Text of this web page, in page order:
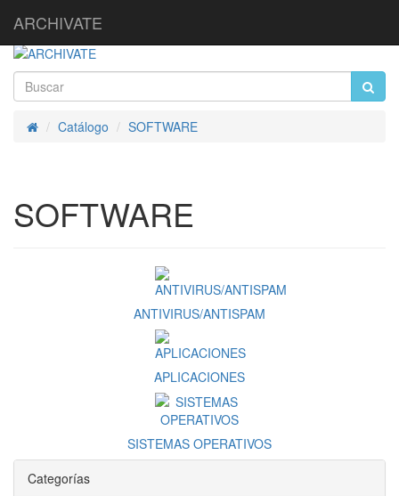
ARCHIVATE
InicioCatálogo SOFTWARE
SOFTWARE
ANTIVIRUS/ANTISPAM
APLICACIONES
SISTEMAS OPERATIVOS
Categorías